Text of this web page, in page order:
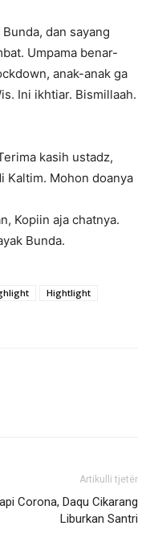
Bunda, dan sayang
Umpama benar-
anak-anak ga
Ini ikhtiar. Bismillaah.
kasih ustadz,
Kaltim. Mohon doanya
Kopiin aja chatnya.
Bunda.
Hightlight
Artikulli tjetër
Corona, Daqu Cikarang
Liburkan Santri